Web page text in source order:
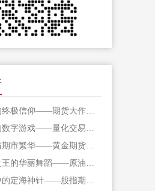
顺势而为的终极信仰——期货大作手的修
跨越时空的数字游戏——量化交易在期货
乱世黄金与期市繁华——黄金期货的避险
大宗商品之王的华丽舞蹈——原油期货的
宏观风暴中的定海神针——股指期货的对